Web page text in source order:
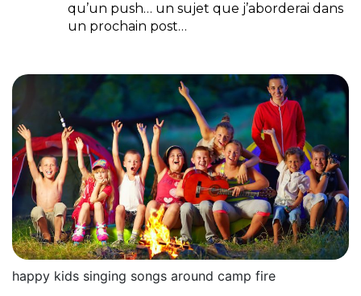
qu’un push… un sujet que j’aborderai dans
un prochain post…
happy kids singing songs around camp fire